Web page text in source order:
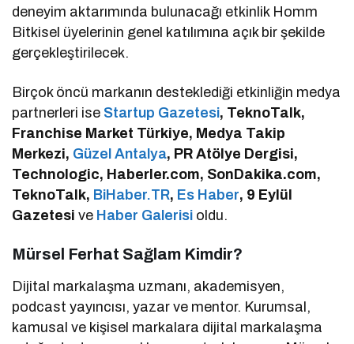
deneyim aktarımında bulunacağı etkinlik Homm
Bitkisel üyelerinin genel katılımına açık bir şekilde
gerçekleştirilecek.
Birçok öncü markanın desteklediği etkinliğin medya
partnerleri ise Startup Gazetesi, TeknoTalk,
Franchise Market Türkiye, Medya Takip
Merkezi, Güzel Antalya, PR Atölye Dergisi,
Technologic, Haberler.com, SonDakika.com,
TeknoTalk, BiHaber.TR, Es Haber, 9 Eylül
Gazetesi ve Haber Galerisi oldu.
Mürsel Ferhat Sağlam Kimdir?
Dijital markalaşma uzmanı, akademisyen,
podcast yayıncısı, yazar ve mentor. Kurumsal,
kamusal ve kişisel markalara dijital markalaşma